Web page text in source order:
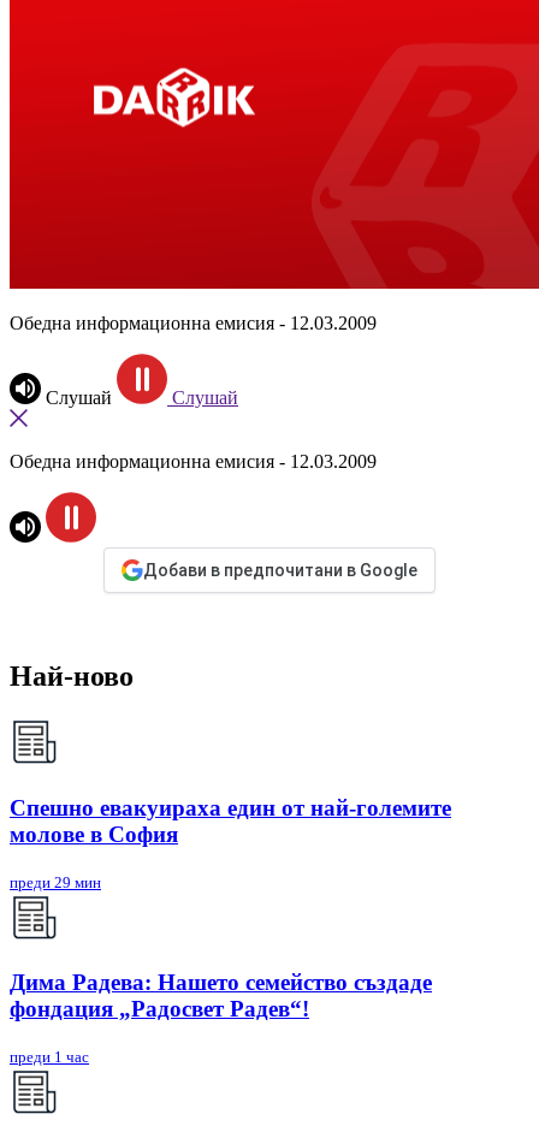
Обедна информационна емисия - 12.03.2009
Слушай Слушай
Обедна информационна емисия - 12.03.2009
Добави в предпочитани в Google
Най-ново
Спешно евакуираха един от най-големите
молове в София
преди 29 мин
Дима Радева: Нашето семейство създаде
фондация „Радосвет Радев“!
преди 1 час